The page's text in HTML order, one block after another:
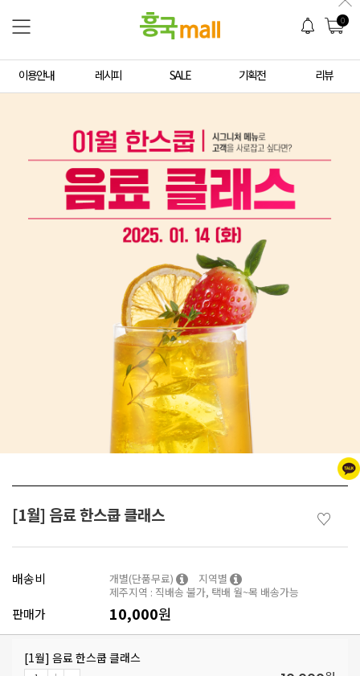
0
이용안내 레시피 SALE 기획전 리뷰
[1월] 음료 한스쿱 클래스 ♡
배송비 개별(단품무료)
지역별
제주지역 : 직배송 불가, 택배 월~목 배송가능
판매가 10,000원
[1월] 음료 한스쿱 클래스